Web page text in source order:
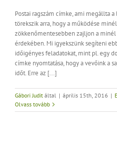
Postai ragszám címke, ami megállta
törekszik arra, hogy a működése
zökkenőmentesebben zajljon a minél
érdekében. Mi igyekszünk segíteni
időigényes feladatokat, mint pl. egy
címke nyomtatása, hogy a vevőink a
időt. Erre az [...]
Gábori Judit által | április 15th, 2016 |
Olvass tovább